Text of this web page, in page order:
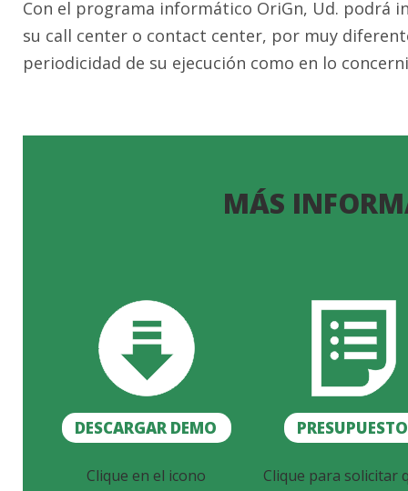
Con el programa informático OriGn, Ud. podrá
su call center o contact center, por muy
periodicidad de su ejecución como en lo
MÁS
DESCARGAR DEMO PRESUPUESTO
Clique en el icono
Clique para solicitar